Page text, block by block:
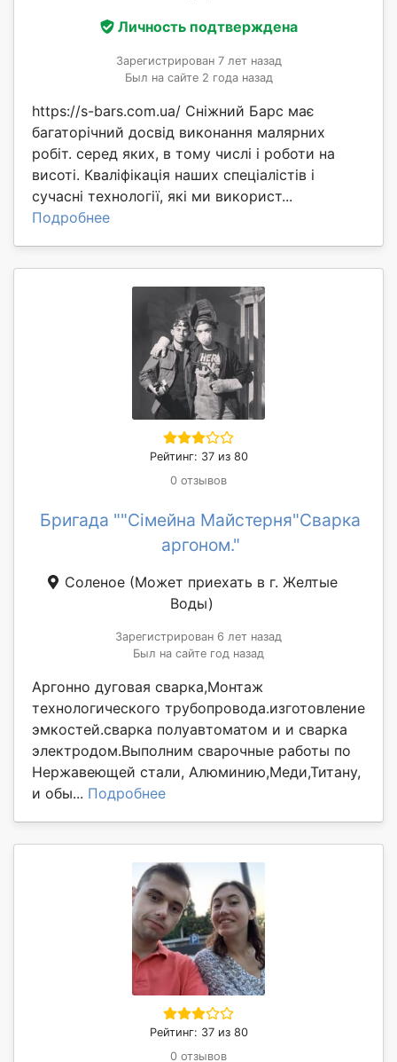
Личность подтверждена
Зарегистрирован 7 лет назад
Был на сайте 2 года назад
https://s-bars.com.ua/ Сніжний Барс має
багаторічний досвід виконання малярних
робіт. серед яких, в тому числі і роботи на
висоті. Кваліфікація наших спеціалістів і
сучасні технології, які ми використ...
Подробнее
Рейтинг: 37 из 80
0 отзывов
Бригада ""Сімейна Майстерня"Сварка
аргоном."
Соленое (Может приехать в г. Желтые
Воды)
Зарегистрирован 6 лет назад
Был на сайте год назад
Аргонно дуговая сварка,Монтаж
технологического трубопровода.изготовление
эмкостей.сварка полуавтоматом и и сварка
электродом.Выполним сварочные работы по
Нержавеющей стали, Алюминию,Меди,Титану,
и обы... Подробнее
Рейтинг: 37 из 80
0 отзывов